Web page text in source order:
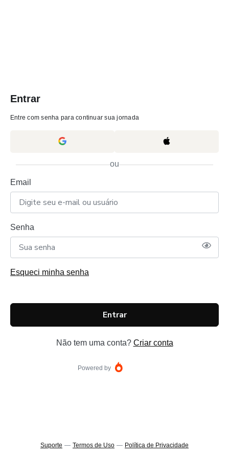
Entrar
Entre com senha para continuar sua jornada
ou
Email
Senha
Esqueci minha senha
Entrar
Não tem uma conta? Criar conta
Powered by
Suporte — Termos de Uso — Política de Privacidade